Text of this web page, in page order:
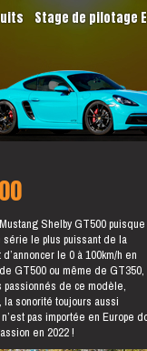
Stage de pilotage
Shelby GT500 puisque
le plus puissant de la
le 0 à 100km/h en
GT500 ou même de
de ce modèle,
sonorité toujours aussi
pas importée en Europe
en 2022 !